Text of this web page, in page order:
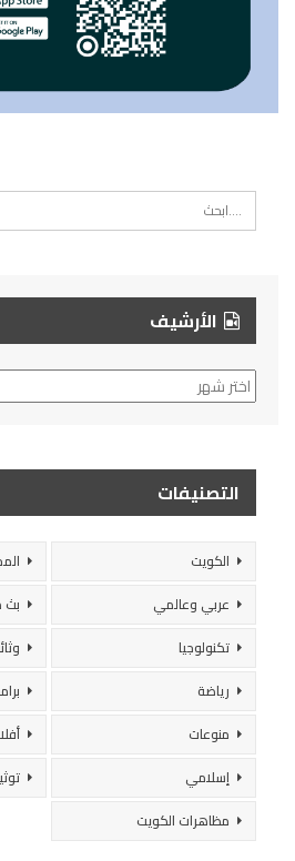
الأرشيف
الأرشيف
التصنيفات
الكويت
عربي وعالمي
بث
تكنولوجيا
رياضة
منوعات
إسلامي
مظاهرات الكويت